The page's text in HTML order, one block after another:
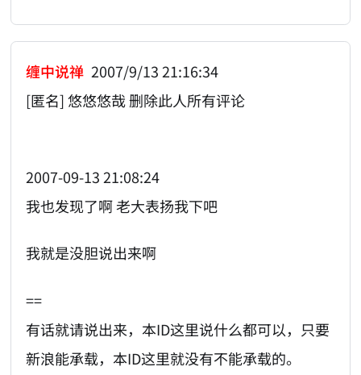
缠中说禅 2007/9/13 21:16:34
[匿名] 悠悠悠哉 删除此人所有评论
2007-09-13 21:08:24
我也发现了啊 老大表扬我下吧
我就是没胆说出来啊
==
有话就请说出来，本ID这里说什么都可以，只要
新浪能承载，本ID这里就没有不能承载的。